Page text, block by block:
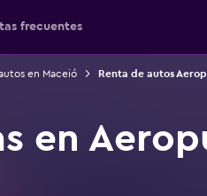
frecuentes
en Maceió Renta de autos
en